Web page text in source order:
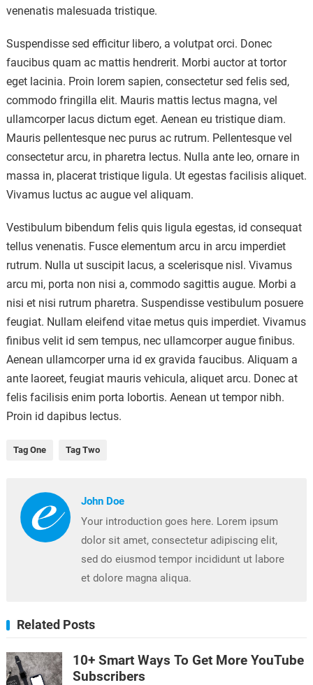
venenatis malesuada tristique.
Suspendisse sed efficitur libero, a volutpat orci. Donec
faucibus quam ac mattis hendrerit. Morbi auctor at tortor
eget lacinia. Proin lorem sapien, consectetur sed felis sed,
commodo fringilla elit. Mauris mattis lectus magna, vel
ullamcorper lacus dictum eget. Aenean eu tristique diam.
Mauris pellentesque nec purus ac rutrum. Pellentesque vel
consectetur arcu, in pharetra lectus. Nulla ante leo, ornare in
massa in, placerat tristique ligula. Ut egestas facilisis aliquet.
Vivamus luctus ac augue vel aliquam.
Vestibulum bibendum felis quis ligula egestas, id consequat
tellus venenatis. Fusce elementum arcu in arcu imperdiet
rutrum. Nulla ut suscipit lacus, a scelerisque nisl. Vivamus
arcu mi, porta non nisi a, commodo sagittis augue. Morbi a
nisi et nisi rutrum pharetra. Suspendisse vestibulum posuere
feugiat. Nullam eleifend vitae metus quis imperdiet. Vivamus
finibus velit id sem tempus, nec ullamcorper augue finibus.
Aenean ullamcorper urna id ex gravida faucibus. Aliquam a
ante laoreet, feugiat mauris vehicula, aliquet arcu. Donec at
felis facilisis enim porta lobortis. Aenean ut tempor nibh.
Proin id dapibus lectus.
Tag One Tag Two
John Doe
Your introduction goes here. Lorem ipsum
dolor sit amet, consectetur adipiscing elit,
sed do eiusmod tempor incididunt ut labore
et dolore magna aliqua.
Related Posts
10+ Smart Ways To Get More YouTube
Subscribers